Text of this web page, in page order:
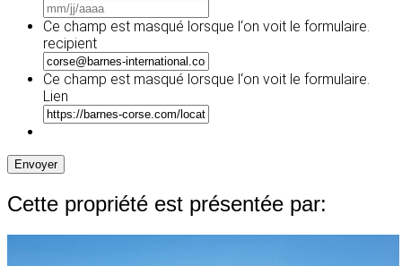
slash
slash
AAAA
Ce champ est masqué lorsque l‘on voit le formulaire.
recipient
Ce champ est masqué lorsque l‘on voit le formulaire.
Lien
Envoyer
Cette propriété est présentée par: